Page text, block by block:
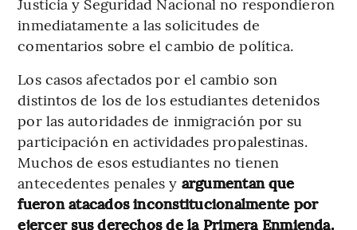
inmediatamente a las solicitudes de
comentarios sobre el cambio de política.
Los casos afectados por el cambio son
distintos de los de los estudiantes detenidos
por las autoridades de inmigración por su
participación en actividades propalestinas.
Muchos de esos estudiantes no tienen
antecedentes penales y argumentan que
fueron atacados inconstitucionalmente por
ejercer sus derechos de la Primera Enmienda.